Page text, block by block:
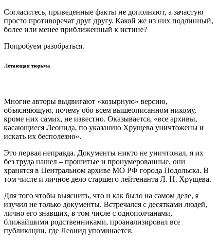
Согласитесь, приведенные факты не дополняют, а зачастую
просто противоречат друг другу. Какой же из них подлинный,
более или менее приближенный к истине?
Попробуем разобраться.
Летающая тюрьма
Многие авторы выдвигают «козырную» версию,
объясняющую, почему обо всем вышеописанном никому,
кроме них самих, не известно. Оказывается, «все архивы,
касающиеся Леонида, по указанию Хрущева уничтожены и
искать их бесполезно».
Это первая неправда. Документы никто не уничтожал, я их
без труда нашел – прошитые и пронумерованные, они
хранятся в Центральном архиве МО РФ города Подольска. В
том числе и личное дело старшего лейтенанта Л. Н. Хрущева.
Для того чтобы выяснить, что и как было на самом деле, я
изучил не только документы. Встречался с десятками людей,
лично его знавших, в том числе с однополчанами,
ближайшими родственниками, проанализировал все
публикации, где Леонид упоминается.